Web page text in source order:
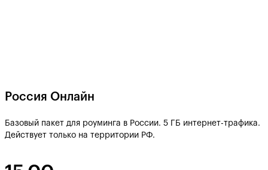
Россия Онлайн
Базовый пакет для роуминга в России. 5 ГБ интернет-трафика.
Действует только на территории РФ.